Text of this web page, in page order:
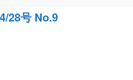
28号 No.9